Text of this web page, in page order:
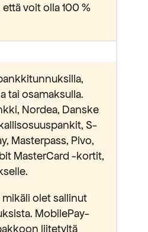
voit olla 100 %
tai osamaksulla.
Nordea, Danske
S-
Masterpass, Pivo,
MasterCard -kortit,
olet sallinut
MobilePay-
liitetyltä